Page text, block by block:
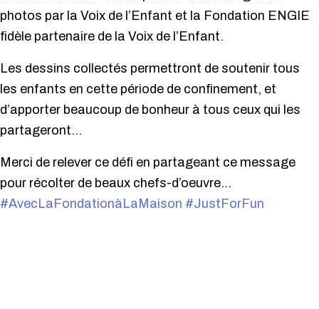
photos par la Voix de l’Enfant et la Fondation ENGIE
fidèle partenaire de la Voix de l’Enfant.
Les dessins collectés permettront de soutenir tous
les enfants en cette période de confinement, et
d’apporter beaucoup de bonheur à tous ceux qui les
partageront…
Merci de relever ce défi en partageant ce message
pour récolter de beaux chefs-d’oeuvre…
#AvecLaFondationàLaMaison #JustForFun